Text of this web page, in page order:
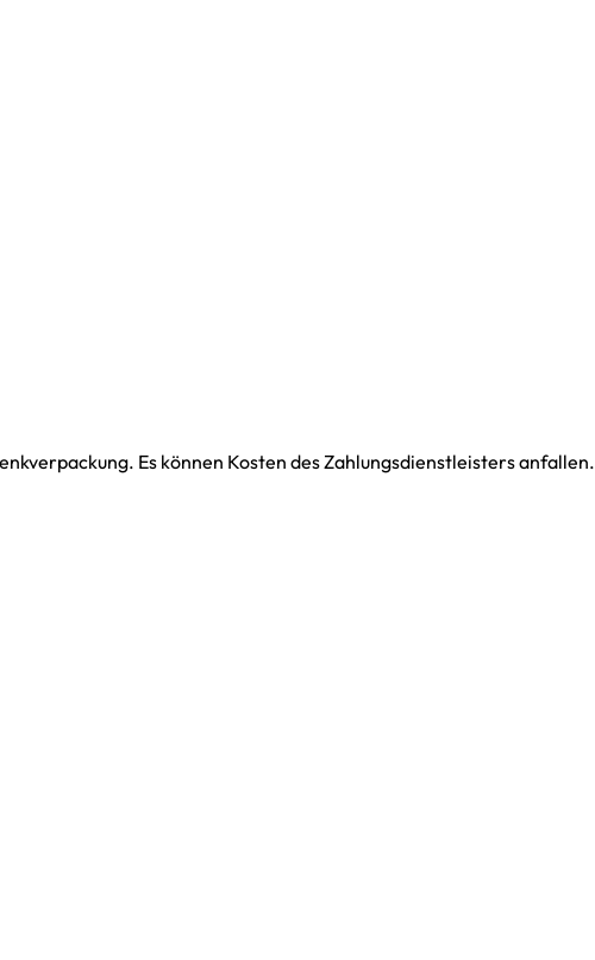
Es können Kosten des Zahlungsdienstleisters anfallen.